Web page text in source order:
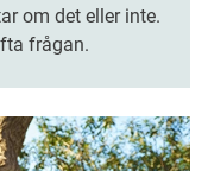
om det eller inte.
frågan.